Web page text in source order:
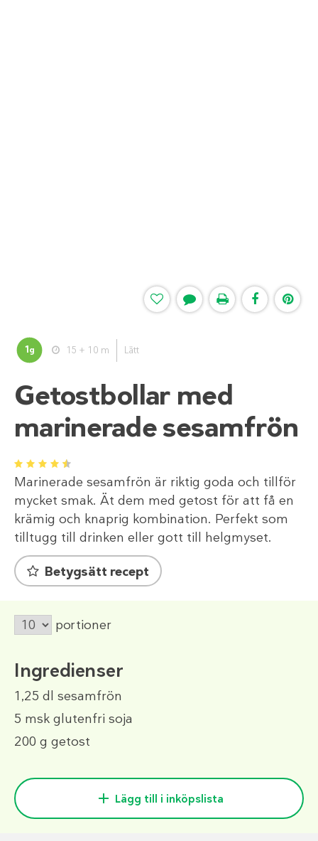
1g 15 + 10 m Lätt
Getostbollar med
marinerade sesamfrön
1 2 3 4 5
Marinerade sesamfrön är riktig goda och tillför
mycket smak. Ät dem med getost för att få en
krämig och knaprig kombination. Perfekt som
tilltugg till drinken eller gott till helgmyset.
Betygsätt recept
portioner
Ingredienser
1,25 dl sesamfrön
5 msk glutenfri soja
200 g getost
Lägg till i inköpslista